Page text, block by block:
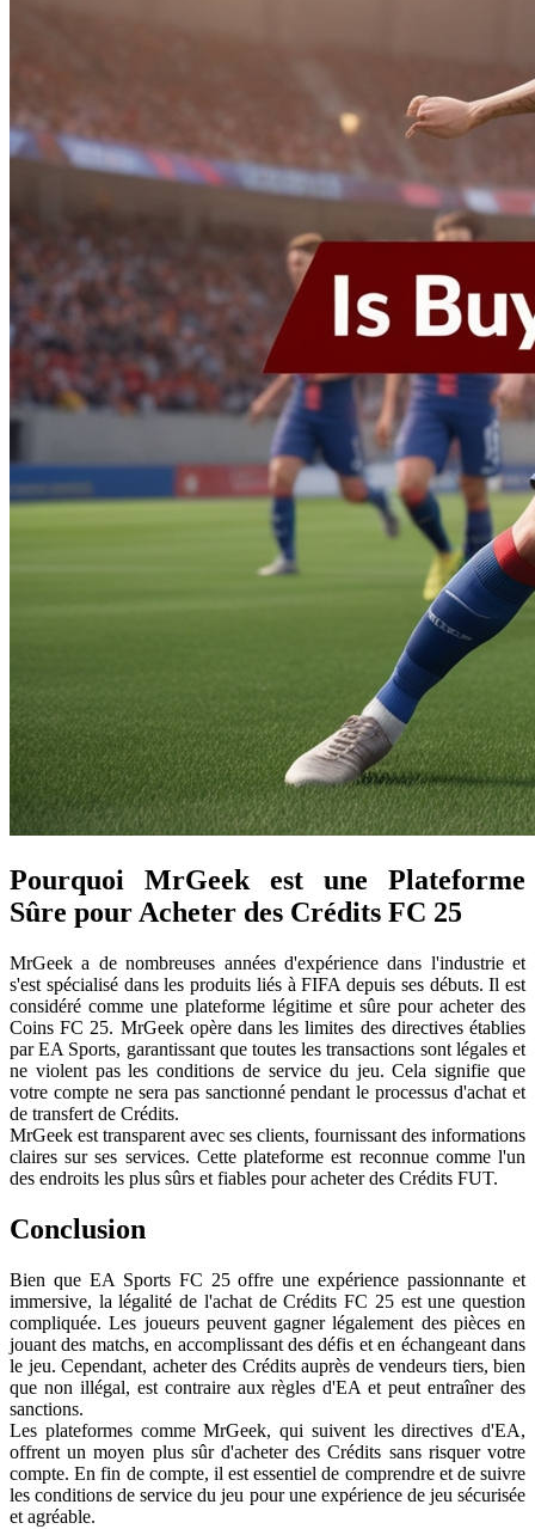
Pourquoi MrGeek est une Plateforme
Sûre pour Acheter des Crédits FC 25
MrGeek a de nombreuses années d'expérience dans l'industrie et
s'est spécialisé dans les produits liés à FIFA depuis ses débuts. Il est
considéré comme une plateforme légitime et sûre pour acheter des
Coins FC 25. MrGeek opère dans les limites des directives établies
par EA Sports, garantissant que toutes les transactions sont légales et
ne violent pas les conditions de service du jeu. Cela signifie que
votre compte ne sera pas sanctionné pendant le processus d'achat et
de transfert de Crédits.
MrGeek est transparent avec ses clients, fournissant des informations
claires sur ses services. Cette plateforme est reconnue comme l'un
des endroits les plus sûrs et fiables pour acheter des Crédits FUT.
Conclusion
Bien que EA Sports FC 25 offre une expérience passionnante et
immersive, la légalité de l'achat de Crédits FC 25 est une question
compliquée. Les joueurs peuvent gagner légalement des pièces en
jouant des matchs, en accomplissant des défis et en échangeant dans
le jeu. Cependant, acheter des Crédits auprès de vendeurs tiers, bien
que non illégal, est contraire aux règles d'EA et peut entraîner des
sanctions.
Les plateformes comme MrGeek, qui suivent les directives d'EA,
offrent un moyen plus sûr d'acheter des Crédits sans risquer votre
compte. En fin de compte, il est essentiel de comprendre et de suivre
les conditions de service du jeu pour une expérience de jeu sécurisée
et agréable.